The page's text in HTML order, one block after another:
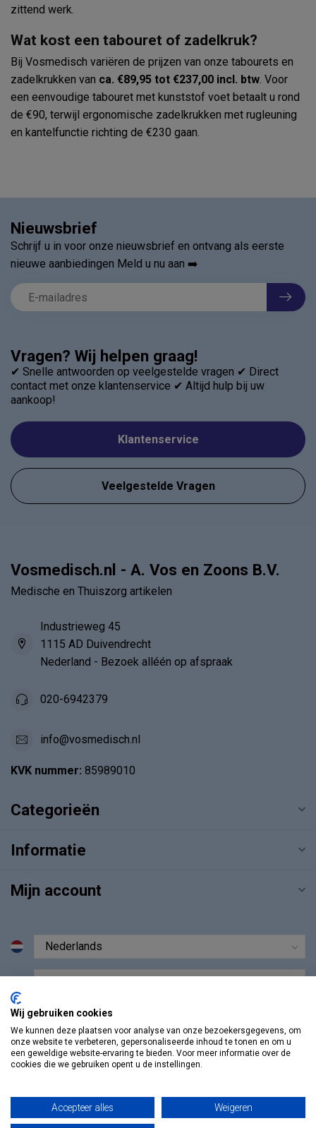
zittend werk.
Wat kost een tabouret of zadelkruk?
Bij Vosmedisch variëren de prijzen van onze tabourets en
zadelkrukken van ca. €89,95 tot €237,00 incl. btw. Voor
een eenvoudige tabouret met kunststof voet betaalt u rond
de €90, terwijl ergonomische zadelkrukken met rugleuning
en kantelfunctie richting de €230 gaan.
Vragen? Wij helpen graag!
✔ Snelle antwoorden op veelgestelde vragen ✔ Direct
contact met onze klantenservice ✔ Altijd hulp bij uw
aankoop!
Klantenservice
Veelgestelde Vragen
Nieuwsbrief
Schrijf u in voor onze nieuwsbrief en ontvang als eerste
nieuwe aanbiedingen Meld u nu aan ➡️
Vosmedisch.nl - A. Vos en Zoons B.V.
Medische en Thuiszorg artikelen
Industrieweg 45
1115 AD Duivendrecht
Nederland - Bezoek alléén op afspraak
020-6942379
info@vosmedisch.nl
KVK nummer: 85989010
Categorieën
Informatie
Mijn account
Wij gebruiken cookies
We kunnen deze plaatsen voor analyse van onze bezoekersgegevens, om
onze website te verbeteren, gepersonaliseerde inhoud te tonen en om u
een geweldige website-ervaring te bieden. Voor meer informatie over de
cookies die we gebruiken opent u de instellingen.
Accepteer alles Weigeren